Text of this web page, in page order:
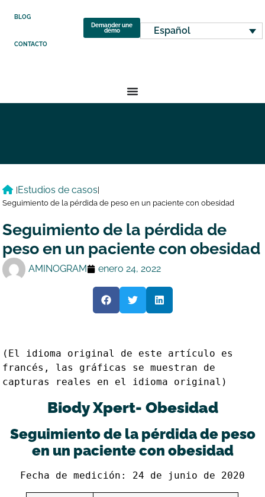
BLOG
CONTACTO
Demander une
démo
Español
Estudios de casos
Seguimiento de la pérdida de peso en un paciente con obesidad
Seguimiento de la pérdida de
peso en un paciente con obesidad
AMINOGRAM enero 24, 2022
(El idioma original de este artículo es
francés, las gráficas se muestran de
Biody Xpert- Obesidad
Seguimiento de la pérdida de peso
en un paciente con obesidad
Fecha de medición: 24 de junio de 2020